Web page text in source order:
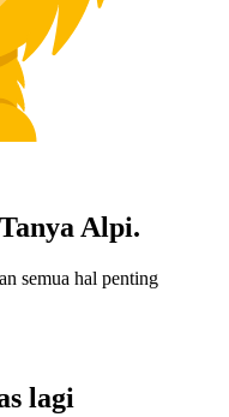
Alpi.
semua hal penting
lagi